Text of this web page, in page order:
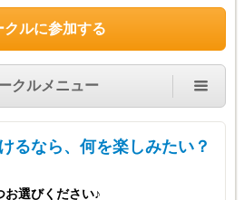
クルに参加する
クルメニュー
るなら、何を楽しみたい？
お選びください♪